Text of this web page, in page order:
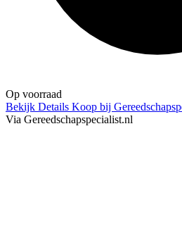
Op voorraad
Bekijk Details Koop bij
Via Gereedschapspecialist.nl